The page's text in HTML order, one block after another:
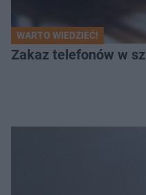
WARTO WIEDZIEĆ!
Zakaz telefonów w